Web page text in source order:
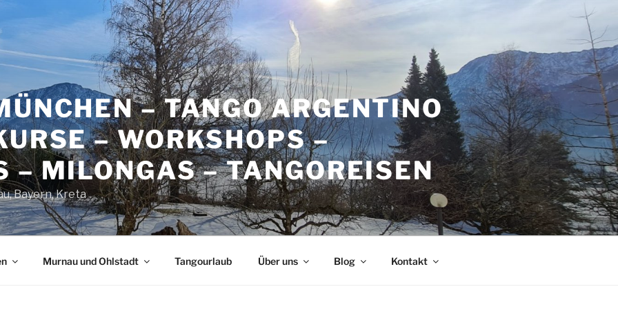
– TANGO ARGENTINO
– WORKSHOPS –
– MILONGAS – TANGOREISEN
Bayern, Kreta
Murnau und Ohlstadt Tangourlaub Über uns Blog Kontakt